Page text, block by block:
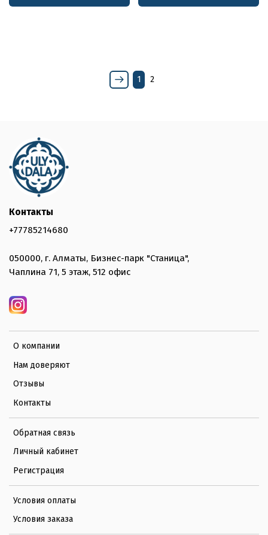
1 2
О компании
Нам доверяют
Отзывы
Контакты
Обратная связь
Личный кабинет
Регистрация
Условия оплаты
Условия заказа
Контакты
+77785214680
050000, г. Алматы, Бизнес-парк "Станица",
Чаплина 71, 5 этаж, 512 офис